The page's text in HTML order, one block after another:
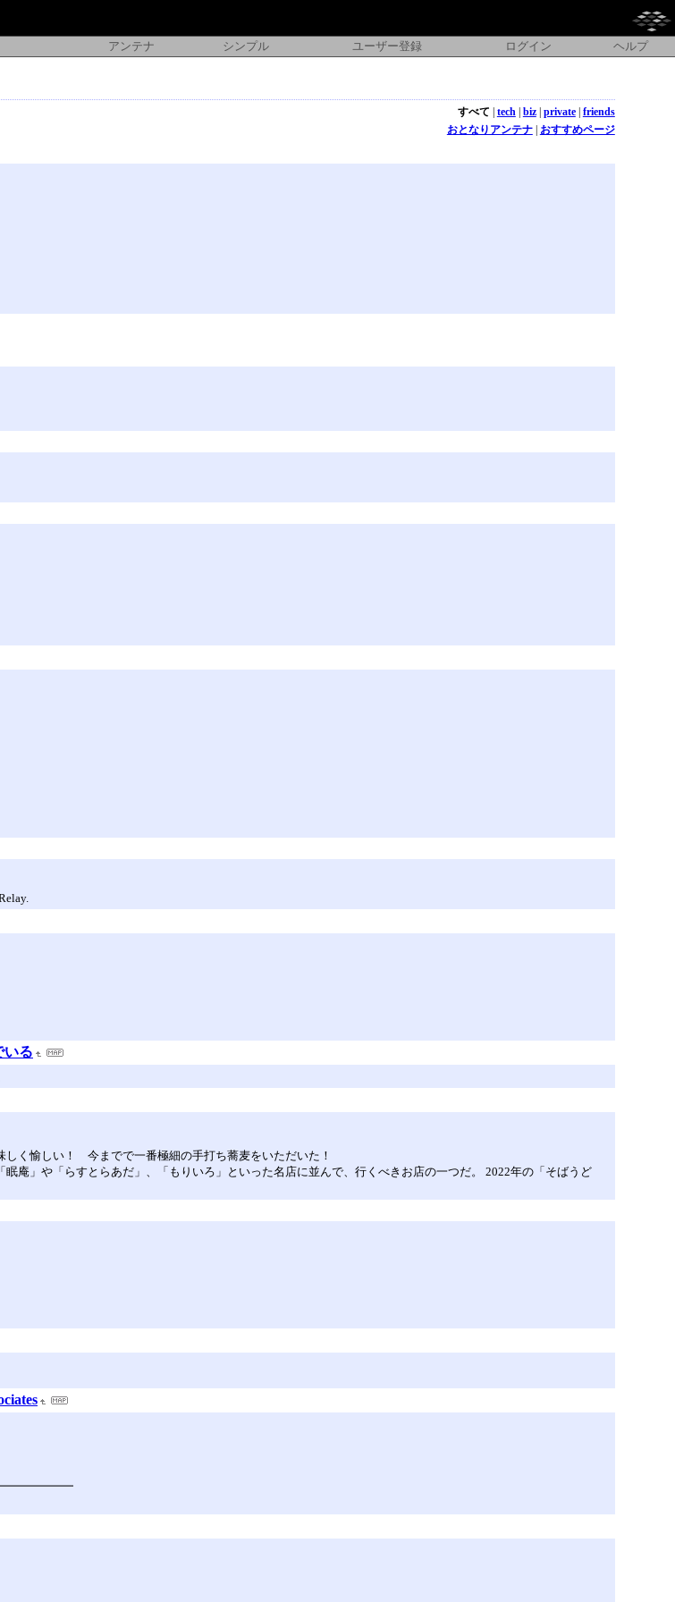
アンテナ シンプル ユーザー登録 ログイン ヘルプ
すべて tech| biz| private| friends
おとなりアンテナ| おすすめページ
いる
しく愉しい！ 今までで一番極細の手打ち蕎麦をいただいた！
庵」や「らすとらあだ」、「もりいろ」といった名店に並んで、行くべきお店の一つだ。 2022年の「そばうど